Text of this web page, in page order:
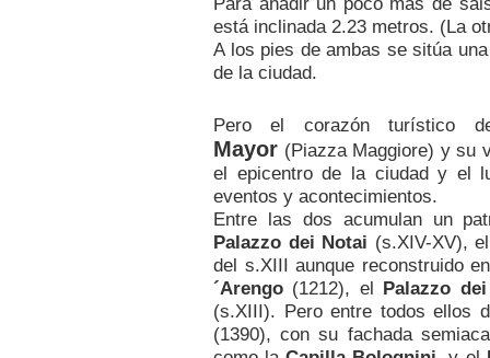
está inclinada 2.23 metros. (La
A los pies de ambas se sitúa
de la ciudad.
Pero el corazón turístico
Mayor (Piazza Maggiore) y su
el epicentro de la ciudad y el
eventos y acontecimientos.
Entre las dos acumulan un
Palazzo dei Notai (s.XIV-XV),
del s.XIII aunque reconstruido
´Arengo (1212), el Palazzo
(s.XIII). Pero entre todos ellos
(1390), con su fachada